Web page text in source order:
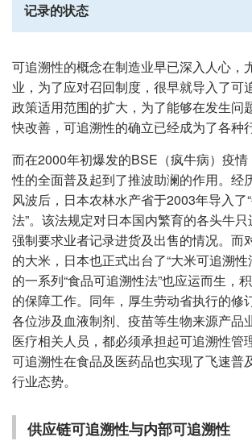
记录的状态
可追溯性的概念在制造业早已深入人心，
业，为了应对召回制度，很早就导入了可
政策适用范围的扩大，为了能够在发生问
快改善，可追溯性的确立已经成为了各种
而在2000年初爆发的BSE（疯牛病）疫
性的全面普及起到了推波助澜的作用。经
风波后，日本农林水产省于2003年导入了
法”。该法规定对日本国内繁育的各头牛只
强制要求业者记录进货及出售的情况。而
的大米，日本也正式出台了“大米可追溯性
的一系列“食品可追溯性法”也应运而生，
的保障工作。同年，厚生劳动省执行的修
各位涉及血液制剂、疫苗等生物来源产品
医疗相关人员，都必须承担起可追溯性管
可追溯性在食品及医药品也实现了飞速普
行业态势。
供应链可追溯性与内部可追溯性